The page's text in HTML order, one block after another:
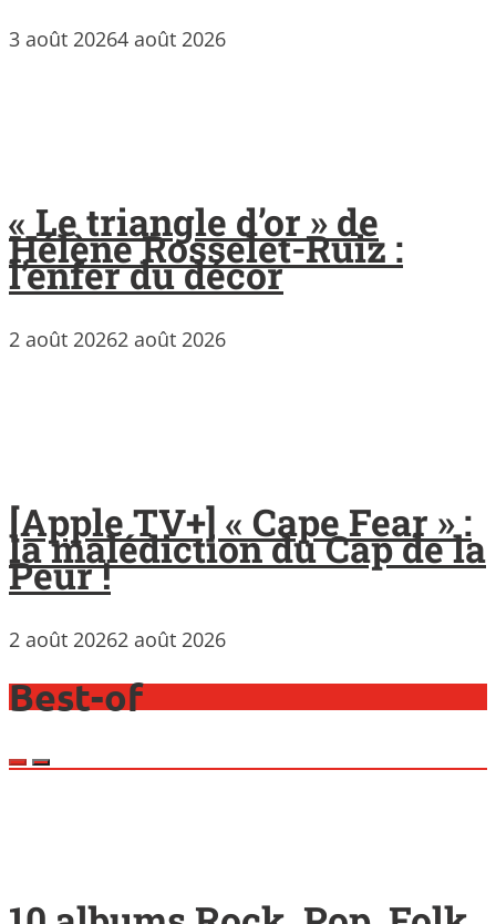
3 août 20264 août 2026
« Le triangle d’or » de
Hélène Rosselet-Ruiz :
l’enfer du décor
2 août 20262 août 2026
[Apple TV+] « Cape Fear » :
la malédiction du Cap de la
Peur !
2 août 20262 août 2026
Best-of